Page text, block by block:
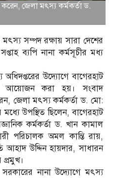
করেন, জেলা মৎস্য কর্মকর্তা ড.
সম্পদ রক্ষায় সারা দেশের
ব্যপি নানা কর্মসূচীর মধ্য
অধিদপ্তরের উদ্যোগে বাগেরহাট
আয়োজন করা হয়। সংবাদ
জেলা মৎস্য কর্মকর্তা ড. মো:
উপস্থিত ছিলেন, বাগেরহাট
কর্মকর্তা ড. খান কামাল
পরিচালক অমল কান্তি রায়,
আহাদ উদ্দিন হায়দার, সাধারন
নানা উদ্যোগে মৎস্য